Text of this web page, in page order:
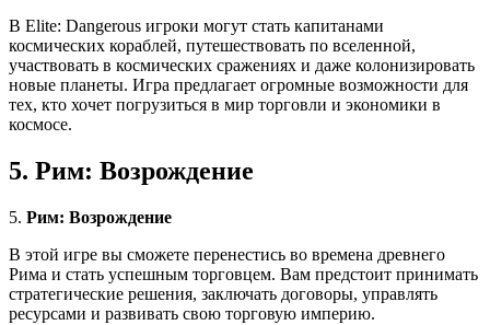
В Elite: Dangerous игроки могут стать капитанами
космических кораблей, путешествовать по вселенной,
участвовать в космических сражениях и даже колонизировать
новые планеты. Игра предлагает огромные возможности для
тех, кто хочет погрузиться в мир торговли и экономики в
космосе.
5. Рим: Возрождение
5. Рим: Возрождение
В этой игре вы сможете перенестись во времена древнего
Рима и стать успешным торговцем. Вам предстоит принимать
стратегические решения, заключать договоры, управлять
ресурсами и развивать свою торговую империю.